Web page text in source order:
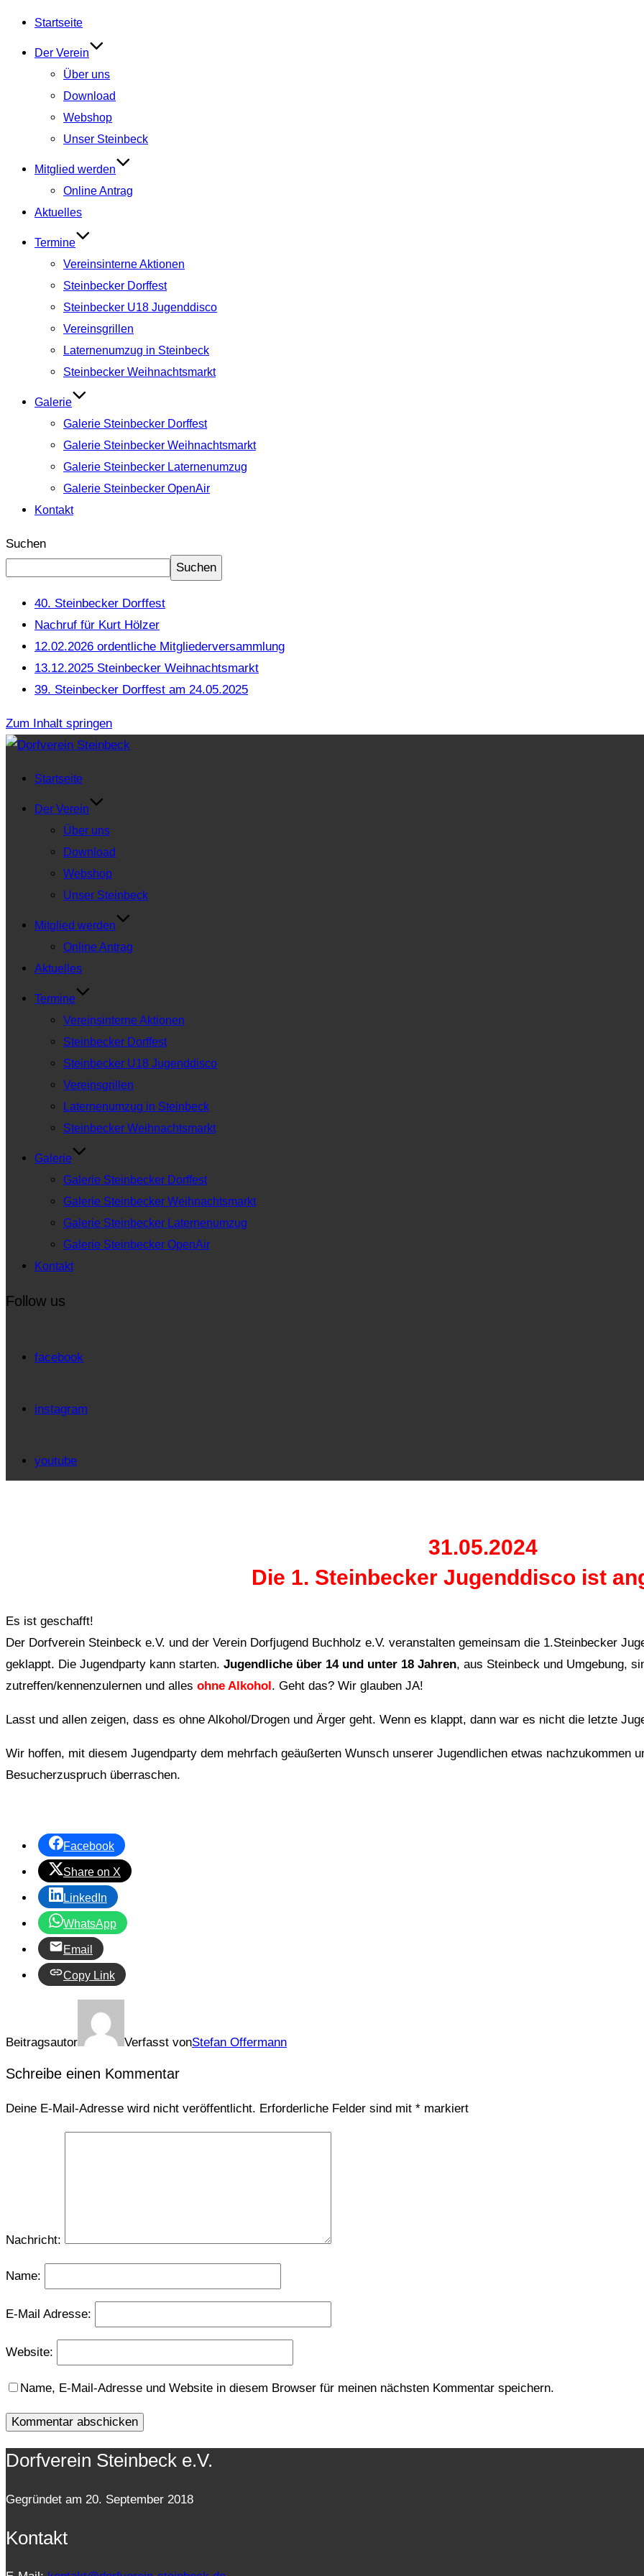
Startseite
Der Verein
Über uns
Download
Webshop
Unser Steinbeck
Mitglied werden
Online Antrag
Aktuelles
Termine
Vereinsinterne Aktionen
Steinbecker Dorffest
Steinbecker U18 Jugenddisco
Vereinsgrillen
Laternenumzug in Steinbeck
Steinbecker Weihnachtsmarkt
Galerie
Galerie Steinbecker Dorffest
Galerie Steinbecker Weihnachtsmarkt
Galerie Steinbecker Laternenumzug
Galerie Steinbecker OpenAir
Kontakt
Suchen
Suchen
40. Steinbecker Dorffest
Nachruf für Kurt Hölzer
12.02.2026 ordentliche Mitgliederversammlung
13.12.2025 Steinbecker Weihnachtsmarkt
39. Steinbecker Dorffest am 24.05.2025
Zum Inhalt springen
Startseite
Der Verein
Über uns
Download
Webshop
Unser Steinbeck
Mitglied werden
Online Antrag
Aktuelles
Termine
Vereinsinterne Aktionen
Steinbecker Dorffest
Steinbecker U18 Jugenddisco
Vereinsgrillen
Laternenumzug in Steinbeck
Steinbecker Weihnachtsmarkt
Galerie
Galerie Steinbecker Dorffest
Galerie Steinbecker Weihnachtsmarkt
Galerie Steinbecker Laternenumzug
Galerie Steinbecker OpenAir
Kontakt
Follow us
facebook
instagram
youtube
31.05.2024
Die 1. Steinbecker Jugenddisco ist
Es ist geschafft!
Der Dorfverein Steinbeck e.V. und der Verein Dorfjugend Buchholz e.V. veranstalten gemeinsam die 1.Steinbecker
geklappt. Die Jugendparty kann starten. Jugendliche über 14 und unter 18 Jahren, aus Steinbeck und Umgebung,
zutreffen/kennenzulernen und alles ohne Alkohol. Geht das? Wir glauben JA!
Lasst und allen zeigen, dass es ohne Alkohol/Drogen und Ärger geht. Wenn es klappt, dann war es nicht die letzte
Wir hoffen, mit diesem Jugendparty dem mehrfach geäußerten Wunsch unserer Jugendlichen etwas nachzukommen
Besucherzuspruch überraschen.
Facebook
Share on X
LinkedIn
WhatsApp
Email
Copy Link
Beitragsautor Verfasst vonStefan Offermann
Schreibe einen Kommentar
Deine E-Mail-Adresse wird nicht veröffentlicht. Erforderliche Felder sind mit * markiert
Nachricht:
Name:
E-Mail Adresse:
Website:
Name, E-Mail-Adresse und Website in diesem Browser für meinen nächsten Kommentar speichern.
Dorfverein Steinbeck e.V.
Gegründet am 20. September 2018
Kontakt